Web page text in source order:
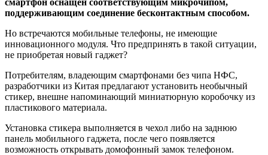
поддерживающим соединение бесконтактным способом.
Но встречаются мобильные телефоны, не имеющие
инновационного модуля. Что предпринять в такой ситуации,
не приобретая новый гаджет?
Потребителям, владеющим смартфонами без чипа НФС,
разработчики из Китая предлагают установить необычный
стикер, внешне напоминающий миниатюрную коробочку из
пластикового материала.
Установка стикера выполняется в чехол либо на заднюю
панель мобильного гаджета, после чего появляется
возможность открывать домофонный замок телефоном.